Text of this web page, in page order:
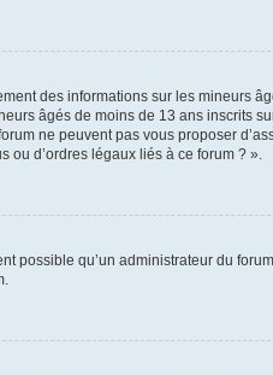
des informations sur les mineurs
âgés de moins de 13 ans inscrits
ne peuvent pas vous proposer
d’ordres légaux liés à ce forum ? ».
possible qu’un administrateur du